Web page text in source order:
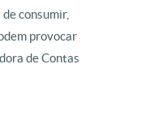
consumir,
provocar
de Contas